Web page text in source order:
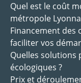
Quel est le coût
métropole
Financement des
faciliter vos
Quelles solutions
écologiques ?
Prix et